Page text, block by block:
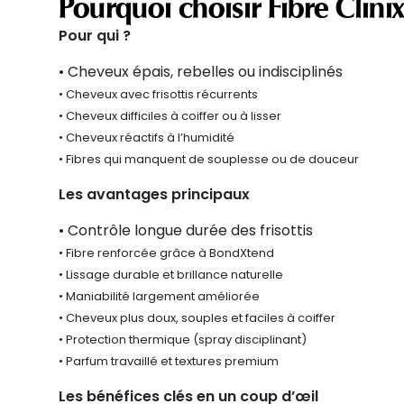
Pourquoi choisir Fibre Clinix
Pour qui ?
• Cheveux épais, rebelles ou indisciplinés
• Cheveux avec frisottis récurrents
• Cheveux difficiles à coiffer ou à lisser
• Cheveux réactifs à l’humidité
• Fibres qui manquent de souplesse ou de douceur
Les avantages principaux
• Contrôle longue durée des frisottis
• Fibre renforcée grâce à BondXtend
• Lissage durable et brillance naturelle
• Maniabilité largement améliorée
• Cheveux plus doux, souples et faciles à coiffer
• Protection thermique (spray disciplinant)
• Parfum travaillé et textures premium
Les bénéfices clés en un coup d’œil